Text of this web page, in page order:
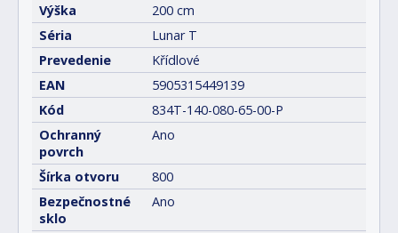
Výška
200 cm
Séria
Lunar T
Prevedenie
Křídlové
EAN
5905315449139
Kód
834T-140-080-65-00-P
Ochranný
povrch
Ano
Šírka otvoru
800
Bezpečnostné
sklo
Ano